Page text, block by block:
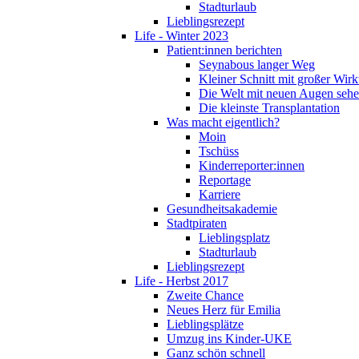
Stadturlaub
Lieblingsrezept
Life - Winter 2023
Patient:innen berichten
Seynabous langer Weg
Kleiner Schnitt mit großer
Die Welt mit neuen Augen
Die kleinste Transplantation
Was macht eigentlich?
Moin
Tschüss
Kinderreporter:innen
Reportage
Karriere
Gesundheitsakademie
Stadtpiraten
Lieblingsplatz
Stadturlaub
Lieblingsrezept
Life - Herbst 2017
Zweite Chance
Neues Herz für Emilia
Lieblingsplätze
Umzug ins Kinder-UKE
Ganz schön schnell